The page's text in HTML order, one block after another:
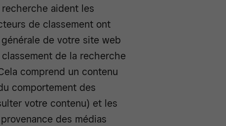
aident les
de classement ont
de votre site web
de la recherche
comprend un contenu
comportement des
votre contenu) et les
des médias